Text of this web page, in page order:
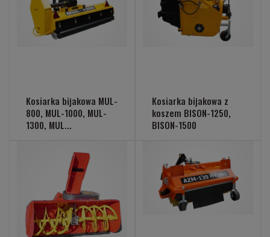
Kosiarka bijakowa MUL-
800, MUL-1000, MUL-
1300, MUL...
Kosiarka bijakowa z
koszem BISON-1250,
BISON-1500